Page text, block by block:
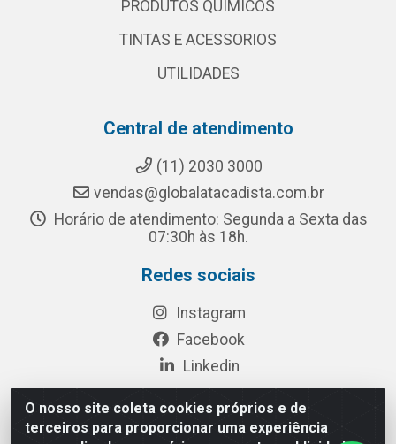
O nosso site coleta cookies próprios e de
terceiros para proporcionar uma experiência
PRODUTOS QUÍMICOS
TINTAS E ACESSORIOS
UTILIDADES
Central de atendimento
(11) 2030 3000
vendas@globalatacadista.com.br
Horário de atendimento: Segunda a Sexta das
07:30h às 18h.
Redes sociais
Instagram
Facebook
Linkedin
Rua Chipuê, 117 - S. Miguel Paulista São Paulo/SP - CEP